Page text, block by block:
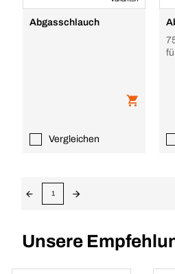
Abgasschlauch
Vergleichen
1
Unsere